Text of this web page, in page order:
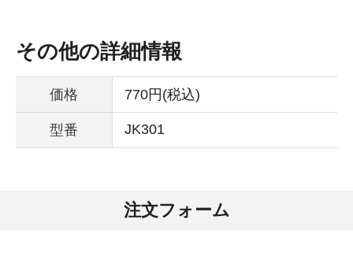
その他の詳細情報
価格 770円(税込)
型番 JK301
注文フォーム